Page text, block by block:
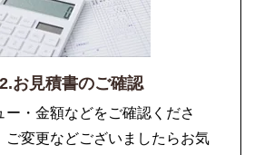
2.お見積書のご確認
ー・金額などをご確認くださ
ご変更などございましたらお気